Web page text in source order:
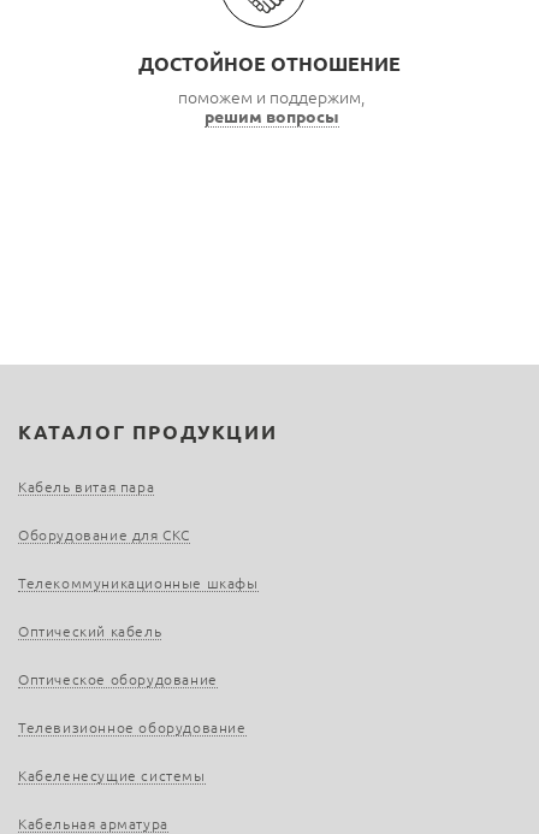
ДОСТОЙНОЕ ОТНОШЕНИЕ
поможем и поддержим,
решим вопросы
КАТАЛОГ ПРОДУКЦИИ
Кабель витая пара
Оборудование для СКС
Телекоммуникационные шкафы
Оптический кабель
Оптическое оборудование
Телевизионное оборудование
Кабеленесущие системы
Кабельная арматура